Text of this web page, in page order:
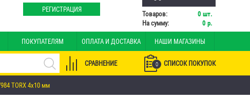
РЕГИСТРАЦИЯ
Товаров: 0 шт.
На сумму:
0 р.
ПОКУПАТЕЛЯМ ОПЛАТА И ДОСТАВКА НАШИ МАГАЗИНЫ
0 СПИСОК ПОКУПОК
СРАВНЕНИЕ
TORX 4х10 мм